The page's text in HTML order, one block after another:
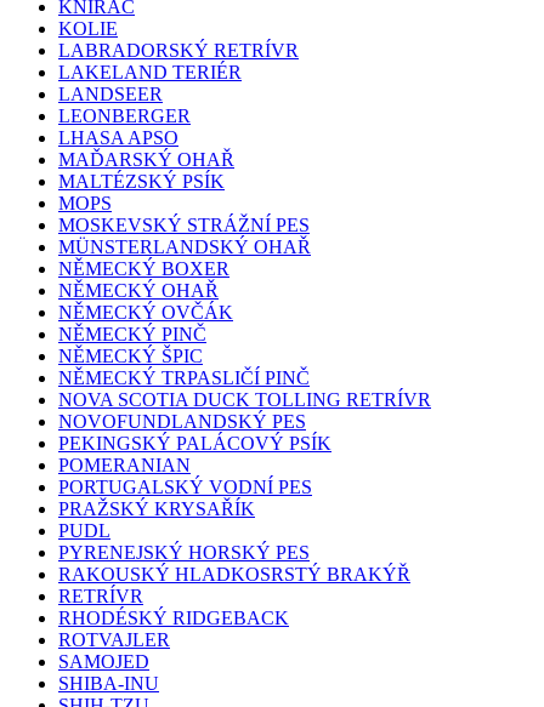
KNÍRAČ
KOLIE
LABRADORSKÝ RETRÍVR
LAKELAND TERIÉR
LANDSEER
LEONBERGER
LHASA APSO
MAĎARSKÝ OHAŘ
MALTÉZSKÝ PSÍK
MOPS
MOSKEVSKÝ STRÁŽNÍ PES
MÜNSTERLANDSKÝ OHAŘ
NĚMECKÝ BOXER
NĚMECKÝ OHAŘ
NĚMECKÝ OVČÁK
NĚMECKÝ PINČ
NĚMECKÝ ŠPIC
NĚMECKÝ TRPASLIČÍ PINČ
NOVA SCOTIA DUCK TOLLING RETRÍVR
NOVOFUNDLANDSKÝ PES
PEKINGSKÝ PALÁCOVÝ PSÍK
POMERANIAN
PORTUGALSKÝ VODNÍ PES
PRAŽSKÝ KRYSAŘÍK
PUDL
PYRENEJSKÝ HORSKÝ PES
RAKOUSKÝ HLADKOSRSTÝ BRAKÝŘ
RETRÍVR
RHODÉSKÝ RIDGEBACK
ROTVAJLER
SAMOJED
SHIBA-INU